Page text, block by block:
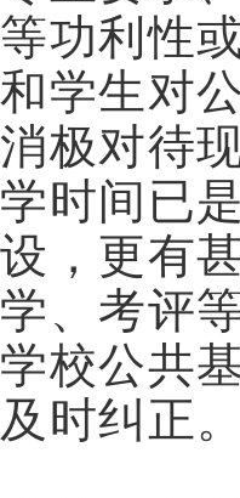
等功利性
和学生对
消极对待
学时间已
设，更有
学、考评
学校公共
及时纠正。